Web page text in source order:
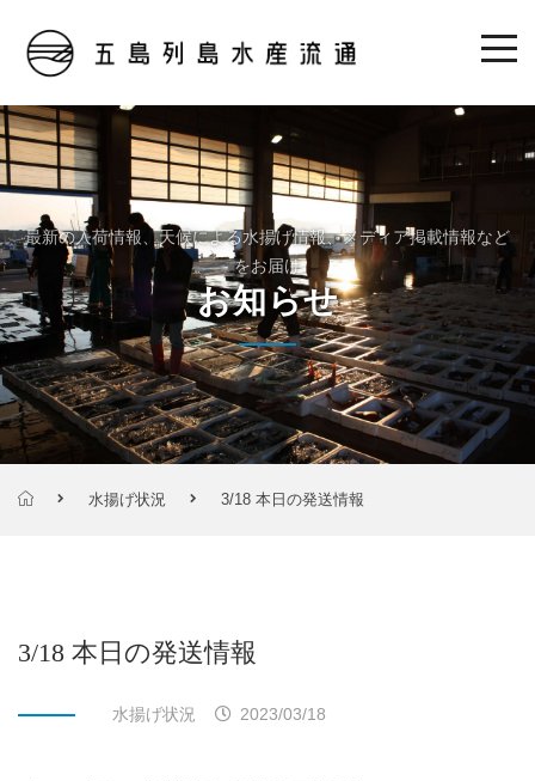
最新の入荷情報、天候による水揚げ情報、メディア掲載情報など
をお届け
お知らせ
水揚げ状況 3/18 本日の発送情報
3/18 本日の発送情報
水揚げ状況 2023/03/18